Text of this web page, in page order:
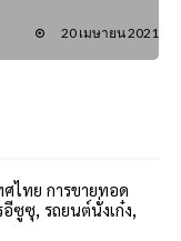
20 เมษายน 2021
ไทย การขายทอด
ซูซุ, รถยนต์นั่งเก๋ง,